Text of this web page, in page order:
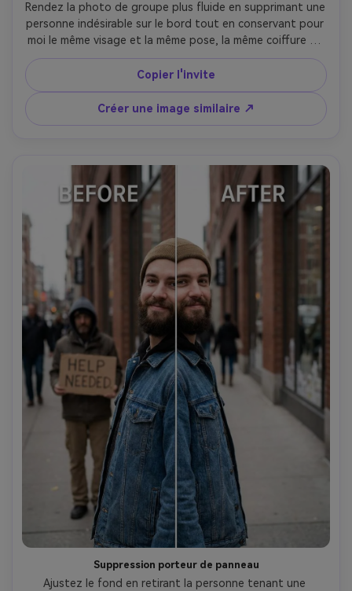
Rendez la photo de groupe plus fluide en supprimant une
personne indésirable sur le bord tout en conservant pour
moi le même visage et la même pose, la même coiffure et
la même tenue. Préservez l’architecture de fond,
l’éclairage cohérent et l’espacement naturel pour que la
scène ne paraisse pas étirée., lumière originale préservée -
-ar 4:5
Copier l'invite
Créer une image similaire ↗
Suppression porteur de panneau
Ajustez le fond en retirant la personne tenant une